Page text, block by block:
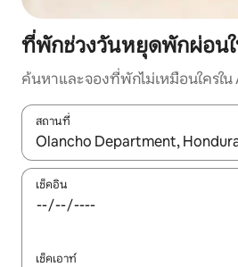
ที่พักช่วงวันหยุดพักผ่อนใ
ค้นหาและจองที่พักไม่เหมือนใครใน
สถานที่
ใช้ลูกศรขึ้นลง หรือใช้การสัมผัสหรือปั
เช็คอิน
เช็คเอาท์